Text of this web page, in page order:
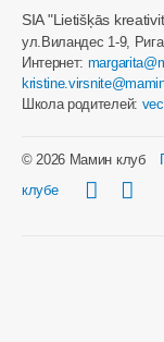
SIA "Lietišķās
ул.Виландес 1-9,
Интернет:
Школа родителей:
© 2026 Мамин клуб
клубе